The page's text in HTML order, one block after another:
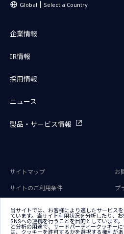
Global Select a Country
企業情報
IR情報
採用情報
ニュース
製品・サービス情報
サイトマップ
お
サイトのご利用条件
プ
クッキー（Cookie）プリファレン
ス
当サイトでは、お客様により適したサービス
ています。当サイト利用状況を分析したり、
SNSへの連携を行うことを目的としています
と分析の用途で、サードパーティークッキー
は、クッキーを許可するかを選択する権利が